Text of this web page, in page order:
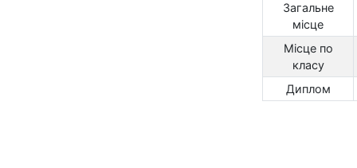
Загальне
місце
Місце по
класу
Диплом